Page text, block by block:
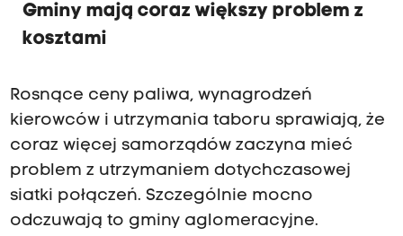
Gminy mają coraz większy problem z
kosztami
Rosnące ceny paliwa, wynagrodzeń
kierowców i utrzymania taboru sprawiają, że
coraz więcej samorządów zaczyna mieć
problem z utrzymaniem dotychczasowej
siatki połączeń. Szczególnie mocno
odczuwają to gminy aglomeracyjne.